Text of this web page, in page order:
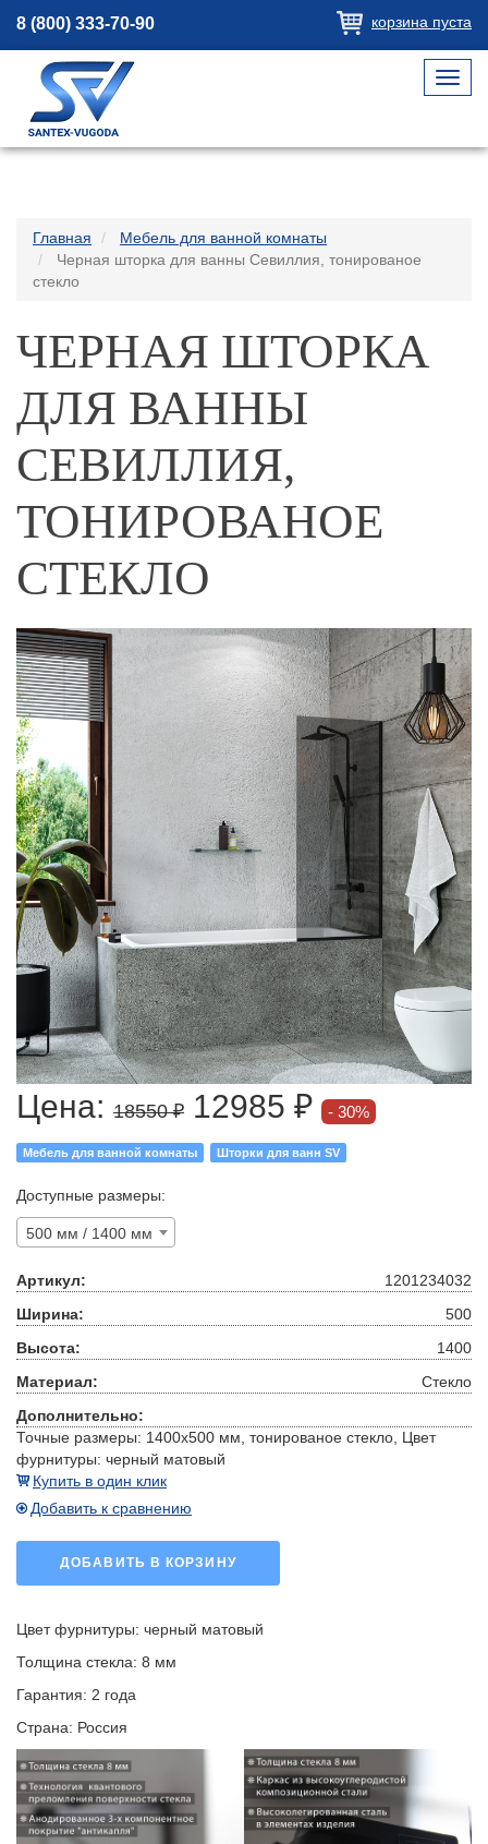
8 (800) 333-70-90 корзина пуста
Главная
Мебель для ванной комнаты
Черная шторка для ванны Севиллия, тонированое
стекло
ЧЕРНАЯ ШТОРКА
ДЛЯ ВАННЫ
СЕВИЛЛИЯ,
ТОНИРОВАНОЕ
СТЕКЛО
Цена: 18550 ₽ 12985 ₽ 30%
Мебель для ванной комнаты Шторки для ванн SV
Доступные размеры:
500 мм / 1400 мм
Артикул:
1201234032
Ширина:
500
Высота:
1400
Материал:
Стекло
Дополнительно:
Точные размеры: 1400x500 мм, тонированое стекло, Цвет
фурнитуры: черный матовый
Купить в один клик
Добавить к сравнению
ДОБАВИТЬ В КОРЗИНУ
Цвет фурнитуры: черный матовый
Толщина стекла: 8 мм
Гарантия: 2 года
Страна: Россия